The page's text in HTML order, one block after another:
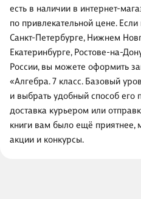
есть в наличии в интернет-
по привлекательной цене.
Санкт-Петербурге, Нижнем
Екатеринбурге, Ростове-на-
России, вы можете оформить
«Алгебра. 7 класс. Базовый
и выбрать удобный способ его
доставка курьером или
книги вам было ещё
акции и конкурсы.